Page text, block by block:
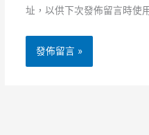
址，以供下次發佈留言時使